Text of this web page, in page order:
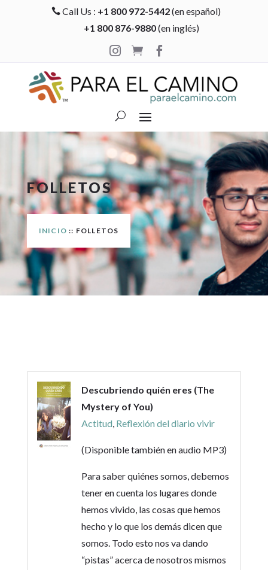
 Call Us : +1 800 972-5442(en español)
+1 800 876-9880(en inglés)

 
FOLLETOS
INICIO :: FOLLETOS
Descubriendo quién eres (The
Mystery of You)
Actitud, Reflexión del diario vivir
(Disponible también en audio MP3)
Para saber quiénes somos, debemos
tener en cuenta los lugares donde
hemos vivido, las cosas que hemos
hecho y lo que los demás dicen que
somos. Todo esto nos va dando
“pistas” acerca de nosotros mismos